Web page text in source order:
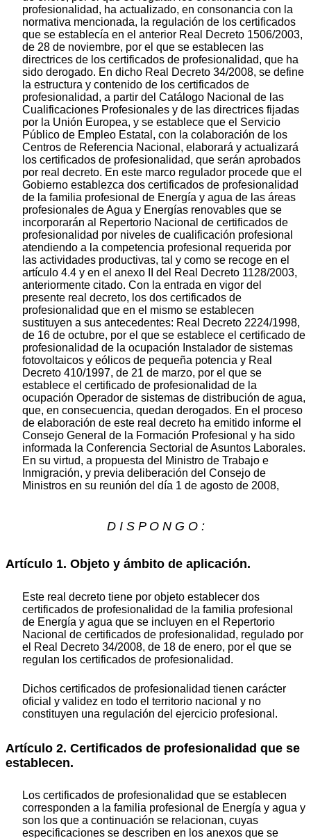
profesionalidad, ha actualizado, en consonancia con la
normativa mencionada, la regulación de los certificados
que se establecía en el anterior Real Decreto 1506/2003,
de 28 de noviembre, por el que se establecen las
directrices de los certificados de profesionalidad, que ha
sido derogado. En dicho Real Decreto 34/2008, se define
la estructura y contenido de los certificados de
profesionalidad, a partir del Catálogo Nacional de las
Cualificaciones Profesionales y de las directrices fijadas
por la Unión Europea, y se establece que el Servicio
Público de Empleo Estatal, con la colaboración de los
Centros de Referencia Nacional, elaborará y actualizará
los certificados de profesionalidad, que serán aprobados
por real decreto. En este marco regulador procede que el
Gobierno establezca dos certificados de profesionalidad
de la familia profesional de Energía y agua de las áreas
profesionales de Agua y Energías renovables que se
incorporarán al Repertorio Nacional de certificados de
profesionalidad por niveles de cualificación profesional
atendiendo a la competencia profesional requerida por
las actividades productivas, tal y como se recoge en el
artículo 4.4 y en el anexo II del Real Decreto 1128/2003,
anteriormente citado. Con la entrada en vigor del
presente real decreto, los dos certificados de
profesionalidad que en el mismo se establecen
sustituyen a sus antecedentes: Real Decreto 2224/1998,
de 16 de octubre, por el que se establece el certificado de
profesionalidad de la ocupación Instalador de sistemas
fotovoltaicos y eólicos de pequeña potencia y Real
Decreto 410/1997, de 21 de marzo, por el que se
establece el certificado de profesionalidad de la
ocupación Operador de sistemas de distribución de agua,
que, en consecuencia, quedan derogados. En el proceso
de elaboración de este real decreto ha emitido informe el
Consejo General de la Formación Profesional y ha sido
informada la Conferencia Sectorial de Asuntos Laborales.
En su virtud, a propuesta del Ministro de Trabajo e
Inmigración, y previa deliberación del Consejo de
Ministros en su reunión del día 1 de agosto de 2008,
D I S P O N G O :
Artículo 1. Objeto y ámbito de aplicación.
Este real decreto tiene por objeto establecer dos
certificados de profesionalidad de la familia profesional
de Energía y agua que se incluyen en el Repertorio
Nacional de certificados de profesionalidad, regulado por
el Real Decreto 34/2008, de 18 de enero, por el que se
regulan los certificados de profesionalidad.
Dichos certificados de profesionalidad tienen carácter
oficial y validez en todo el territorio nacional y no
constituyen una regulación del ejercicio profesional.
Artículo 2. Certificados de profesionalidad que se
establecen.
Los certificados de profesionalidad que se establecen
corresponden a la familia profesional de Energía y agua y
son los que a continuación se relacionan, cuyas
especificaciones se describen en los anexos que se